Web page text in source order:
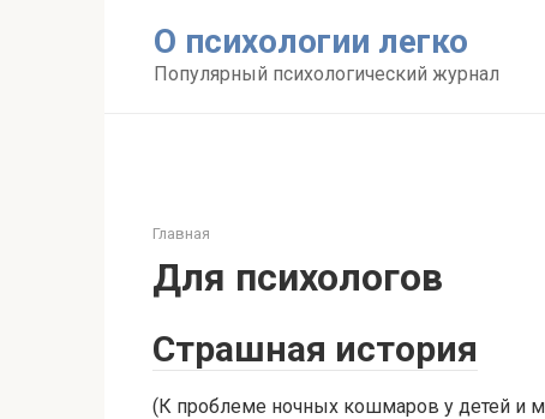
О психологии легко
Популярный психологический журнал
Главная
Для психологов
Страшная история
(К проблеме ночных кошмаров у детей и